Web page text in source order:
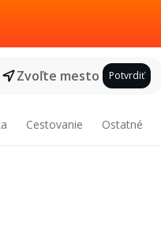
Zvoľte mesto Potvrdiť
Cestovanie Ostatné